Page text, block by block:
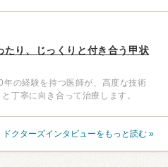
たり、じっくりと付き合う甲状
年の経験を持つ医師が、高度な技術
丁寧に向き合って治療します。
ドクターズインタビューをもっと読む »